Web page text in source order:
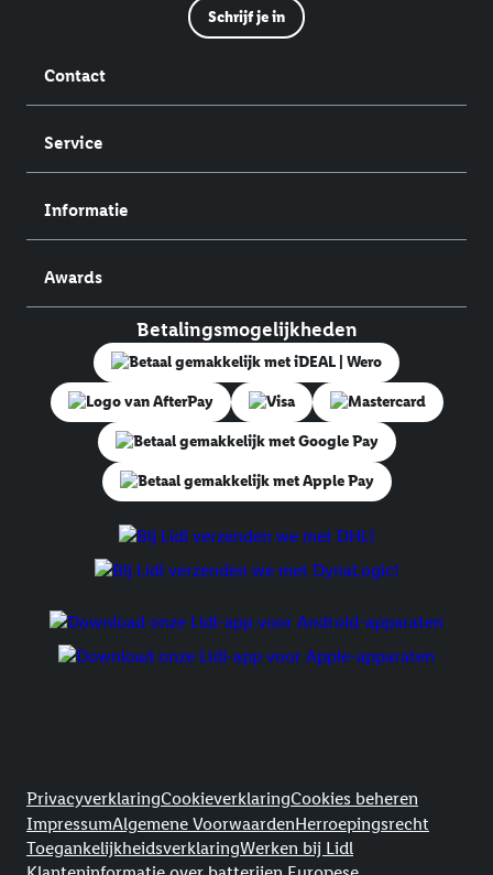
Schrijf je in
Contact
Service
Informatie
Awards
Betalingsmogelijkheden
PrivacyverklaringCookieverklaringCookies beheren
ImpressumAlgemene VoorwaardenHerroepingsrecht
ToegankelijkheidsverklaringWerken bij Lidl